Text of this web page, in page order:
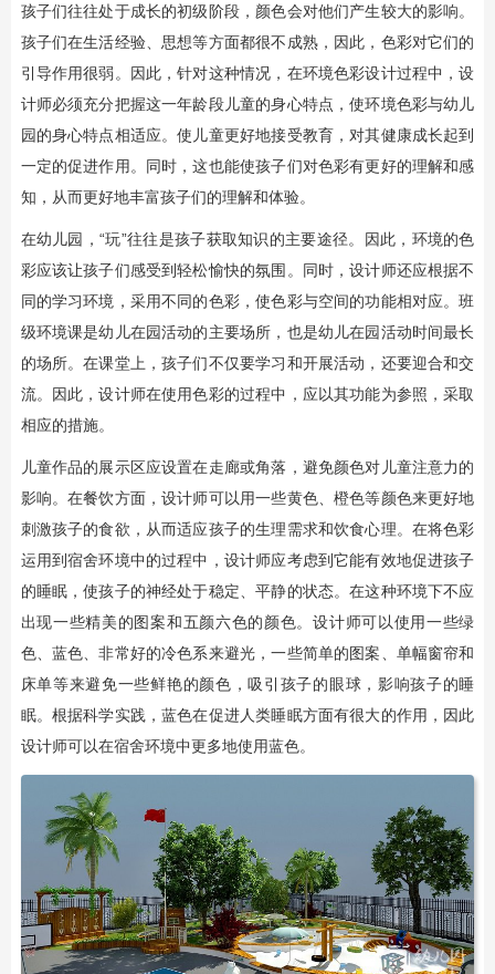
孩子们往往处于成长的初级阶段，颜色会对他们产生较大的影响。
孩子们在生活经验、思想等方面都很不成熟，因此，色彩对它们的
引导作用很弱。因此，针对这种情况，在环境色彩设计过程中，设
计师必须充分把握这一年龄段儿童的身心特点，使环境色彩与幼儿
园的身心特点相适应。使儿童更好地接受教育，对其健康成长起到
一定的促进作用。同时，这也能使孩子们对色彩有更好的理解和感
知，从而更好地丰富孩子们的理解和体验。
在幼儿园，“玩”往往是孩子获取知识的主要途径。因此，环境的色
彩应该让孩子们感受到轻松愉快的氛围。同时，设计师还应根据不
同的学习环境，采用不同的色彩，使色彩与空间的功能相对应。班
级环境课是幼儿在园活动的主要场所，也是幼儿在园活动时间最长
的场所。在课堂上，孩子们不仅要学习和开展活动，还要迎合和交
流。因此，设计师在使用色彩的过程中，应以其功能为参照，采取
相应的措施。
儿童作品的展示区应设置在走廊或角落，避免颜色对儿童注意力的
影响。在餐饮方面，设计师可以用一些黄色、橙色等颜色来更好地
刺激孩子的食欲，从而适应孩子的生理需求和饮食心理。在将色彩
运用到宿舍环境中的过程中，设计师应考虑到它能有效地促进孩子
的睡眠，使孩子的神经处于稳定、平静的状态。在这种环境下不应
出现一些精美的图案和五颜六色的颜色。设计师可以使用一些绿
色、蓝色、非常好的冷色系来避光，一些简单的图案、单幅窗帘和
床单等来避免一些鲜艳的颜色，吸引孩子的眼球，影响孩子的睡
眠。根据科学实践，蓝色在促进人类睡眠方面有很大的作用，因此
设计师可以在宿舍环境中更多地使用蓝色。